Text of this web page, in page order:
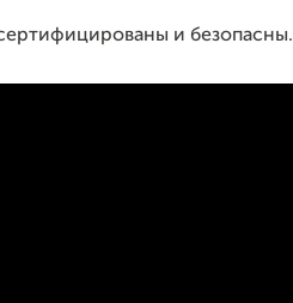
и безопасны.